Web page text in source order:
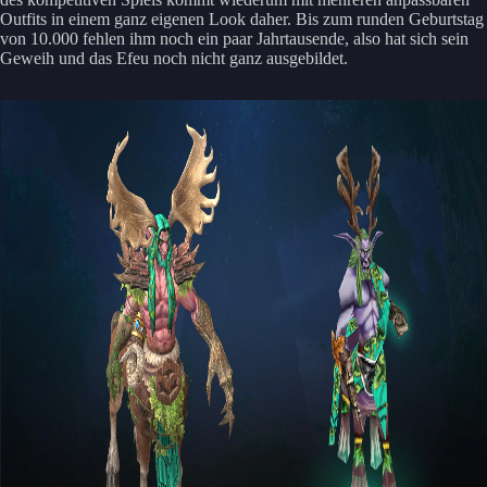
Outfits in einem ganz eigenen Look daher. Bis zum runden Geburtstag
von 10.000 fehlen ihm noch ein paar Jahrtausende, also hat sich sein
Geweih und das Efeu noch nicht ganz ausgebildet.